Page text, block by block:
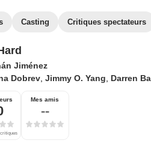
Casting Critiques spectateurs
Jiménez
Dobrev, Jimmy O. Yang Darren
Mes amis
--